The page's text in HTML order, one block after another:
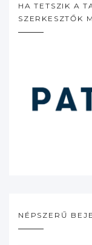
HA TETSZIK A
SZERKESZTŐK
NÉPSZERŰ